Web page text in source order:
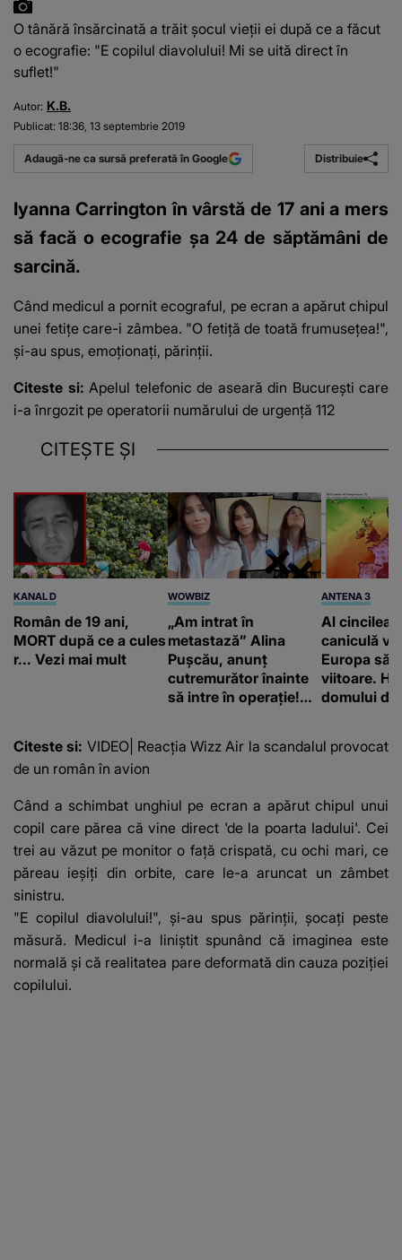
O tânără însărcinată a trăit șocul vieții ei după ce a făcut
o ecografie: "E copilul diavolului! Mi se uită direct în
suflet!"
Autor: K.B.
Publicat: 18:36, 13 septembrie 2019
Adaugă-ne ca sursă preferată în Google Distribuie
Iyanna Carrington în vârstă de 17 ani a mers
să facă o ecografie șa 24 de săptămâni de
sarcină.
Când medicul a pornit ecograful, pe ecran a apărut chipul
unei fetițe care-i zâmbea. "O fetiță de toată frumusețea!",
și-au spus, emoționați, părinții.
Citeste si: Apelul telefonic de aseară din București care
i-a înrgozit pe operatorii numărului de urgență 112
CITEȘTE ȘI
KANAL D
Român de 19 ani,
MORT după ce a cules
r... Vezi mai mult
WOWBIZ
„Am intrat în
metastază” Alina
Pușcău, anunț
cutremurător înainte
să intre în operație!
fanilor
ANTENA 3
Al cincilea
caniculă
Europa
viitoare.
domului de
Citeste si: VIDEO| Reacția Wizz Air la scandalul provocat
de un român în avion
Când a schimbat unghiul pe ecran a apărut chipul unui
copil care părea că vine direct 'de la poarta Iadului'. Cei
trei au văzut pe monitor o față crispată, cu ochi mari, ce
păreau ieșiți din orbite, care le-a aruncat un zâmbet
sinistru.
"E copilul diavolului!", și-au spus părinții, șocați peste
măsură. Medicul i-a liniștit spunând că imaginea este
normală și că realitatea pare deformată din cauza poziției
copilului.